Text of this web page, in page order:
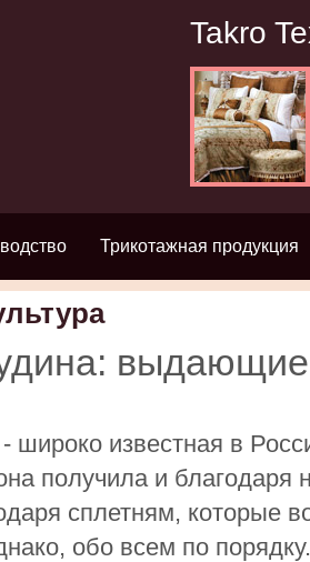
Takro
Трикотажная продукция
широко известная в
получила и благодаря
сплетням, которые
обо всем по порядку.